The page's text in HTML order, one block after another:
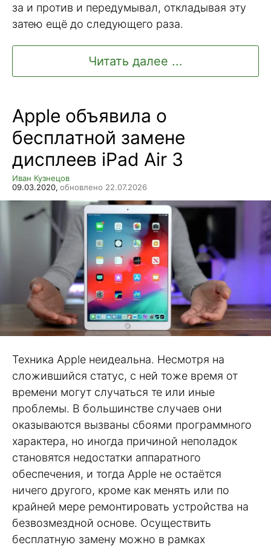
за и против и передумывал, откладывая эту
затею ещё до следующего раза.
Читать далее ...
Apple объявила о
бесплатной замене
дисплеев iPad Air 3
Иван Кузнецов
09.03.2020, обновлено 22.07.2026
Техника Apple неидеальна. Несмотря на
сложившийся статус, с ней тоже время от
времени могут случаться те или иные
проблемы. В большинстве случаев они
оказываются вызваны сбоями программного
характера, но иногда причиной неполадок
становятся недостатки аппаратного
обеспечения, и тогда Apple не остаётся
ничего другого, кроме как менять или по
крайней мере ремонтировать устройства на
безвозмездной основе. Осуществить
бесплатную замену можно в рамках